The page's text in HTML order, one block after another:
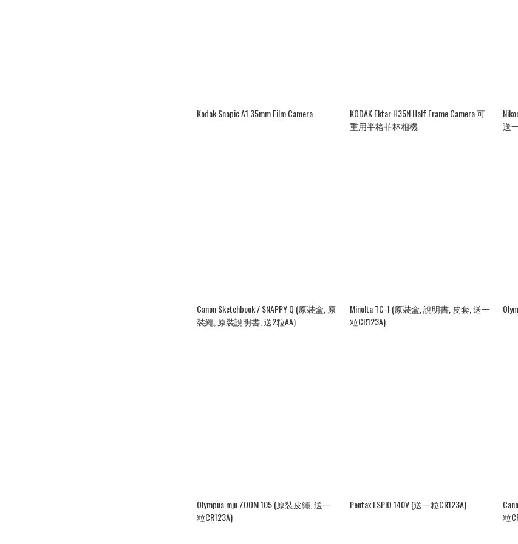
Kodak Snapic A1 35mm Film Camera
KODAK Ektar H35N Half Frame Camera 可
重用半格菲林相機
Nikon 35Ti (原
送
Canon Sketchbook / SNAPPY Q (原裝盒, 原
裝繩, 原裝說明書, 送2粒AA)
Minolta TC-1 (原裝盒, 說明書, 皮套, 送一
粒CR123A)
Olympus mju ZOOM 105 (原裝皮繩, 送一
粒CR123A)
Pentax ESPIO 140V (送一粒CR123A)
粒